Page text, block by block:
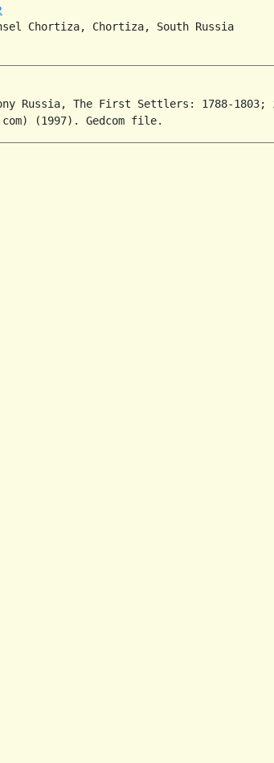
Chortiza, Chortiza, South Russia
Russia, The First Settlers: 1788-1803;